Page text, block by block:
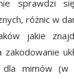
sprawdzi
różnic w
jakie
dla mimów (w